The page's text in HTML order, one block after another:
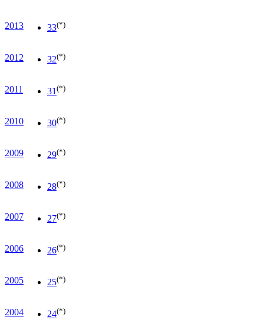
2013 33(*)
2012 32(*)
2011 31 (*)
2010 30(*)
2009 29(*)
2008 28(*)
2007 27(*)
2006 26(*)
2005 25(*)
2004 24(*)